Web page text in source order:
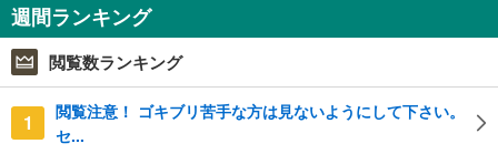
週間ランキング
閲覧数ランキング
1
閲覧注意！ ゴキブリ苦手な方は見ないようにして下さい。
セ...